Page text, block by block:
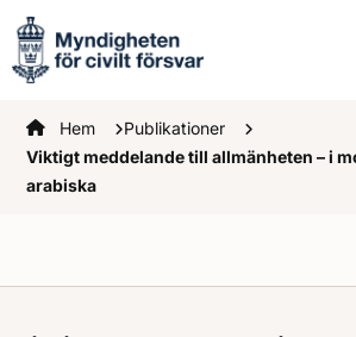
Startsidan
Hem
Publikationer
Viktigt meddelande till allmänheten – i
arabiska